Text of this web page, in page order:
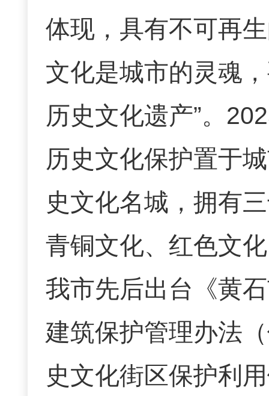
体现，具有不可再
文化是城市的灵魂
历史文化遗产”。
历史文化保护置于
史文化名城，拥有
青铜文化、红色文
我市先后出台《黄
建筑保护管理办法
史文化街区保护利